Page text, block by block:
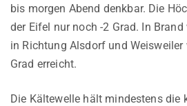
bis morgen Abend denkbar. Die
der Eifel nur noch -2 Grad. In Brand
in Richtung Alsdorf und
Grad erreicht.
Die Kältewelle hält mindestens die